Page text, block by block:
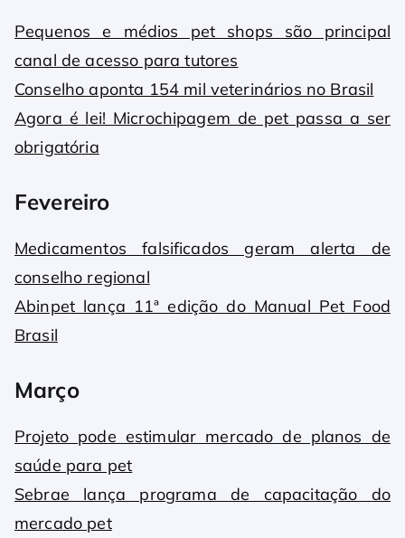
Pequenos e médios pet shops são principal
canal de acesso para tutores
Conselho aponta 154 mil veterinários no Brasil
Agora é lei! Microchipagem de pet passa a ser
obrigatória
Fevereiro
Medicamentos falsificados geram alerta de
conselho regional
Abinpet lança 11ª edição do Manual Pet Food
Brasil
Março
Projeto pode estimular mercado de planos de
saúde para pet
Sebrae lança programa de capacitação do
mercado pet